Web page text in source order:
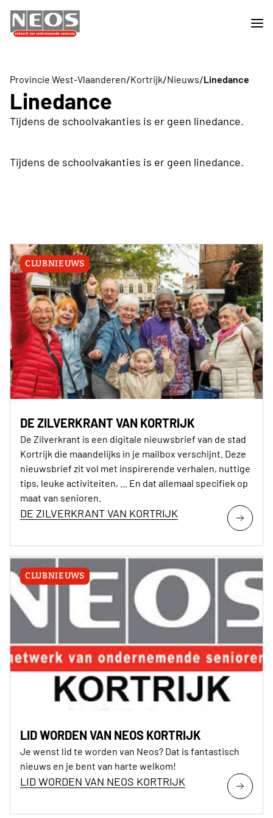
Provincie West-Vlaanderen/Kortrijk/Nieuws/Linedance
Linedance
Tijdens de schoolvakanties is er geen linedance.
Tijdens de schoolvakanties is er geen linedance.
CLUBNIEUWS
DE ZILVERKRANT VAN KORTRIJK
De Zilverkrant is een digitale nieuwsbrief van de stad
Kortrijk die maandelijks in je mailbox verschijnt. Deze
nieuwsbrief zit vol met inspirerende verhalen, nuttige
tips, leuke activiteiten, ... En dat allemaal specifiek op
maat van senioren.
DE ZILVERKRANT VAN KORTRIJK
CLUBNIEUWS
LID WORDEN VAN NEOS KORTRIJK
Je wenst lid te worden van Neos? Dat is fantastisch
nieuws en je bent van harte welkom!
LID WORDEN VAN NEOS KORTRIJK